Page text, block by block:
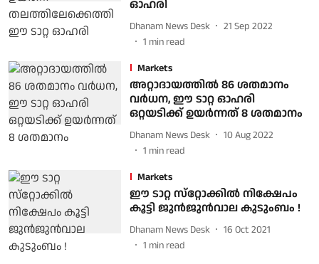
ഓഹരി
Dhanam News Desk
21 Sep 2022
1 min read
Markets
അറ്റാദായത്തില്‍ 86 ശതമാനം
വര്‍ധന, ഈ ടാറ്റ ഓഹരി
ഒറ്റയടിക്ക് ഉയര്‍ന്നത് 8 ശതമാനം
Dhanam News Desk
10 Aug 2022
1 min read
Markets
ഈ ടാറ്റ സ്‌റ്റോക്കില്‍ നിക്ഷേപം
കൂട്ടി ജുന്‍ജുന്‍വാല കുടുംബം !
Dhanam News Desk
16 Oct 2021
1 min read